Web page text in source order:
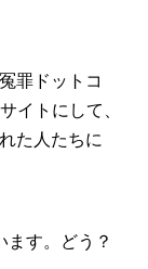
罪ドットコ
イトにして、
た人たちに
ます。どう？